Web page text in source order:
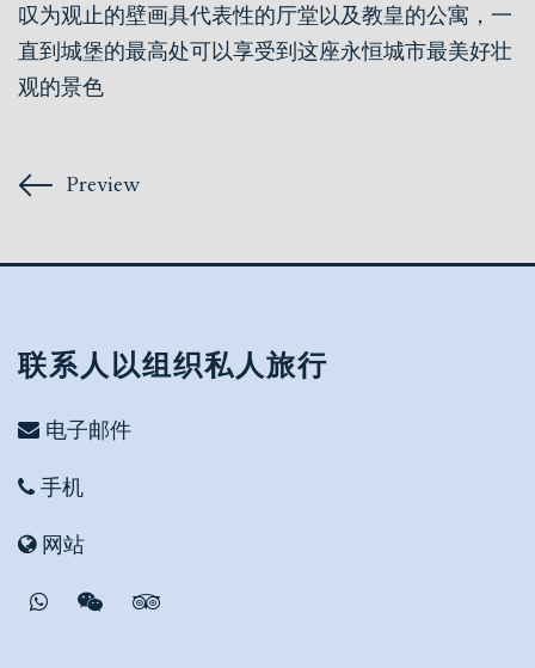
叹为观止的壁画具代表性的厅堂以及教皇的公寓，一
直到城堡的最高处可以享受到这座永恒城市最美好壮
观的景色
Preview
联系人以组织私人旅行
电子邮件
手机
网站